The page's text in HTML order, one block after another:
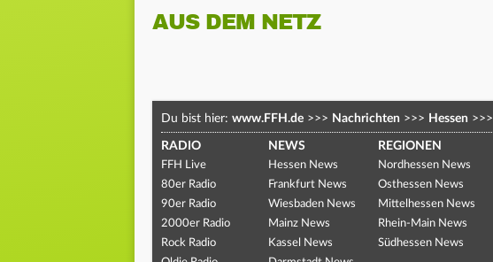
AUS DEM NETZ
Du bist hier: www.FFH.de >>> Nachrichten >>> Hessen >>>
RADIO
FFH Live
80er Radio
90er Radio
2000er Radio
Rock Radio
NEWS
Hessen News
Frankfurt News
Wiesbaden News
Mainz News
Kassel News
REGIONEN
Nordhessen News
Osthessen News
Mittelhessen News
Rhein-Main News
Südhessen News